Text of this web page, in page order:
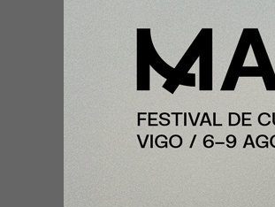
decimocuarta edición de el
el Top 10 del continente al
la 26ª posición en el ranking
Barcelona repite como la
Barcelona se mantiene
España y el 6º en Europa
global, según el The Global
Asimismo, es la undécima